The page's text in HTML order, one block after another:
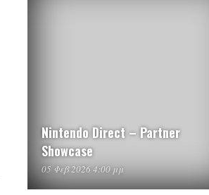
Nintendo Direct – Partner
Showcase
05 Φεβ 2026 4:00 μμ